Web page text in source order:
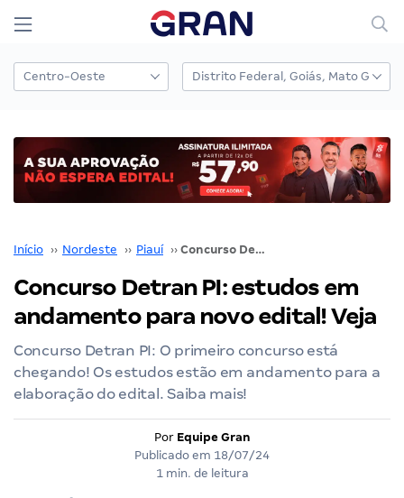
Início ›› Nordeste ›› Piauí ›› Concurso Detran PI: estudos em andamento para novo edital! Veja
Concurso Detran PI: estudos em
andamento para novo edital! Veja
Concurso Detran PI: O primeiro concurso está
chegando! Os estudos estão em andamento para a
elaboração do edital. Saiba mais!
Por Equipe Gran
Publicado em 18/07/24
1 min. de leitura